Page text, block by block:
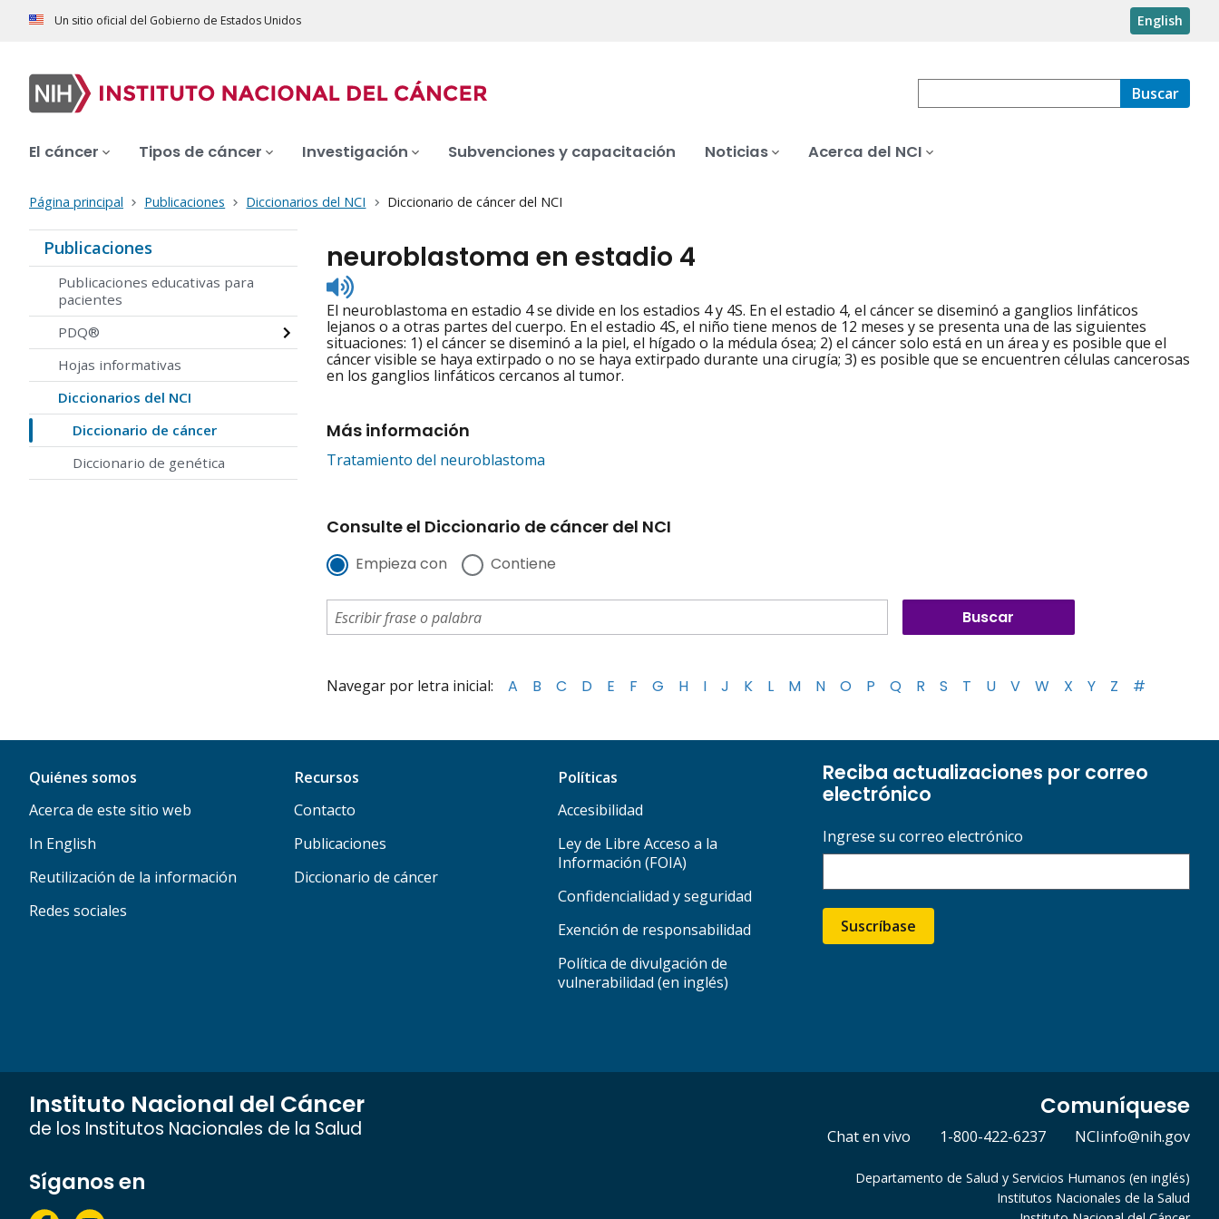
Un sitio oficial del Gobierno de Estados Unidos English
Buscar
El cáncer Tipos de cáncer Investigación Subvenciones y capacitación Noticias Acerca del NCI
Página principal Publicaciones Diccionarios del NCI Diccionario de cáncer del NCI
Publicaciones
Publicaciones educativas para
pacientes
PDQ®
Hojas informativas
Diccionarios del NCI
Diccionario de cáncer
Diccionario de genética
neuroblastoma en estadio 4
Listen
to
pronunciation
El neuroblastoma en estadio 4 se divide en los estadios 4 y 4S. En el estadio 4, el cáncer se diseminó a ganglios linfáticos
lejanos o a otras partes del cuerpo. En el estadio 4S, el niño tiene menos de 12 meses y se presenta una de las siguientes
situaciones: 1) el cáncer se diseminó a la piel, el hígado o la médula ósea; 2) el cáncer solo está en un área y es posible que el
cáncer visible se haya extirpado o no se haya extirpado durante una cirugía; 3) es posible que se encuentren células cancerosas
en los ganglios linfáticos cercanos al tumor.
Más información
Tratamiento del neuroblastoma
Consulte el Diccionario de cáncer del NCI
Empieza con Contiene
Navegar por letra inicial: A B C D E F G H I J K L M N O P Q R S T U V W X Y Z #
Quiénes somos
Acerca de este sitio web
In English
Reutilización de la información
Redes sociales
Recursos
Contacto
Publicaciones
Diccionario de cáncer
Políticas
Accesibilidad
Ley de Libre Acceso a la
Información (FOIA)
Confidencialidad y seguridad
Exención de responsabilidad
Política de divulgación de
vulnerabilidad (en inglés)
Reciba actualizaciones por correo
electrónico
Ingrese su correo electrónico
Suscríbase
Instituto Nacional del Cáncer
de los Institutos Nacionales de la Salud
Comuníquese
Chat en vivo 1-800-422-6237 NCIinfo@nih.gov
Síganos en
Departamento de Salud y Servicios Humanos (en inglés)
Institutos Nacionales de la Salud